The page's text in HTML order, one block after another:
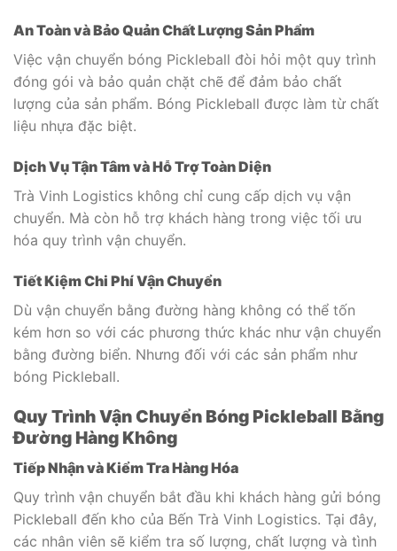
An Toàn và Bảo Quản Chất Lượng Sản Phẩm
Việc vận chuyển bóng Pickleball đòi hỏi một quy trình
đóng gói và bảo quản chặt chẽ để đảm bảo chất
lượng của sản phẩm. Bóng Pickleball được làm từ chất
liệu nhựa đặc biệt.
Dịch Vụ Tận Tâm và Hỗ Trợ Toàn Diện
Trà Vinh Logistics không chỉ cung cấp dịch vụ vận
chuyển. Mà còn hỗ trợ khách hàng trong việc tối ưu
hóa quy trình vận chuyển.
Tiết Kiệm Chi Phí Vận Chuyển
Dù vận chuyển bằng đường hàng không có thể tốn
kém hơn so với các phương thức khác như vận chuyển
bằng đường biển. Nhưng đối với các sản phẩm như
bóng Pickleball.
Quy Trình Vận Chuyển Bóng Pickleball Bằng
Đường Hàng Không
Tiếp Nhận và Kiểm Tra Hàng Hóa
Quy trình vận chuyển bắt đầu khi khách hàng gửi bóng
Pickleball đến kho của Bến Trà Vinh Logistics. Tại đây,
các nhân viên sẽ kiểm tra số lượng, chất lượng và tình